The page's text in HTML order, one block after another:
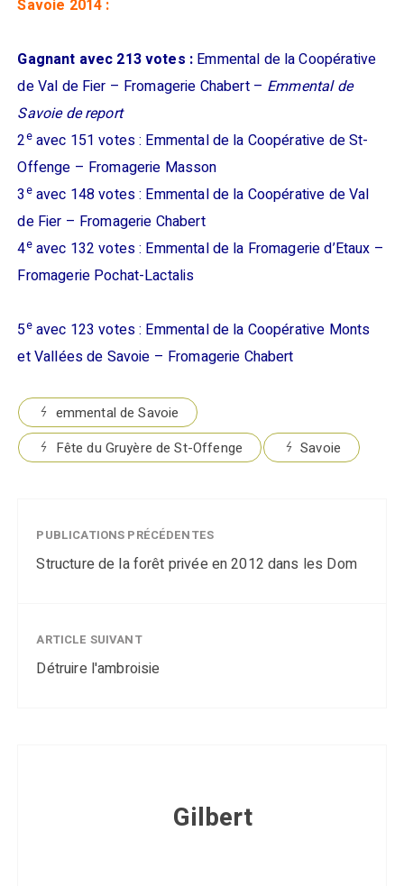
Savoie 2014 :
Gagnant avec 213 votes : Emmental de la Coopérative
de Val de Fier – Fromagerie Chabert – Emmental de
Savoie de report
2eavec 151 votes : Emmental de la Coopérative de St-
Offenge – Fromagerie Masson
3eavec 148 votes : Emmental de la Coopérative de Val
de Fier – Fromagerie Chabert
4eavec 132 votes : Emmental de la Fromagerie d’Etaux –
Fromagerie Pochat-Lactalis
5eavec 123 votes : Emmental de la Coopérative Monts
et Vallées de Savoie – Fromagerie Chabert
emmental de Savoie
Fête du Gruyère de St-Offenge
Savoie
PUBLICATIONS PRÉCÉDENTES
Structure de la forêt privée en 2012 dans les Dom
ARTICLE SUIVANT
Détruire l'ambroisie
Gilbert